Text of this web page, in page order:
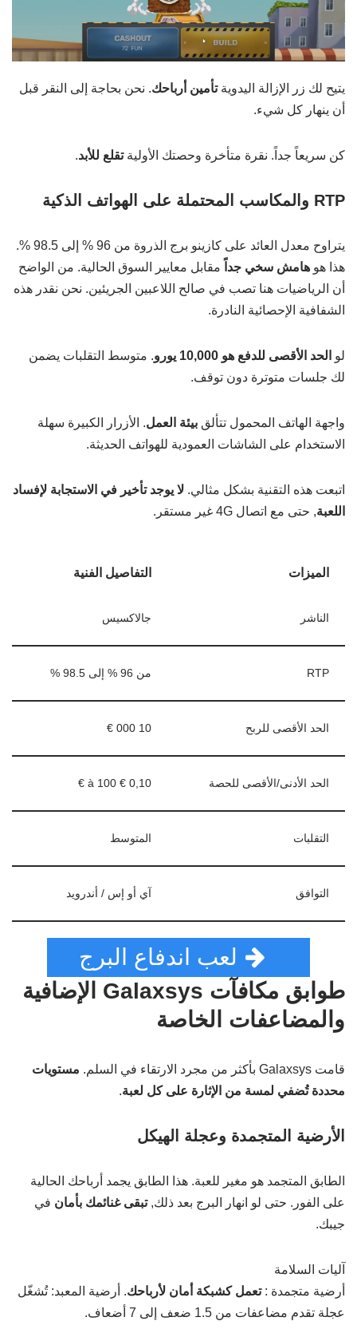
يتيح لك زر الإزالة اليدويةتأمين أرباحك. نحن بحاجة إلى النقر قبل
أن ينهار كل شيء.
كن سريعاً جداً. نقرة متأخرة وحصتك الأوليةتقلع للأبد.
RTP والمكاسب المحتملة على الهواتف الذكية
يتراوح معدل العائد على كازينو برج الذروة من 96 % إلى 98.5 %.
هذا هو هامش سخي جداً مقابل معايير السوق الحالية. من الواضح
أن الرياضيات هنا تصب في صالح اللاعبين الجريئين. نحن نقدر هذه
الشفافية الإحصائية النادرة.
لو الحد الأقصى للدفع هو 10,000 يورو
. متوسط التقلبات يضمن
لك جلسات متوترة دون توقف.
واجهة الهاتف المحمول تتألق بيئة العمل. الأزرار الكبيرة سهلة
الاستخدام على الشاشات العمودية للهواتف الحديثة.
اتبعت هذه التقنية بشكل مثالي. لا يوجد تأخير في الاستجابة لإفساد
اللعبة, حتى مع اتصال 4G غير مستقر.
الميزات التفاصيل الفنية
الناشر جالاكسيس
RTP من 96 % إلى 98.5 %
الحد الأقصى للربح 10 000 €
الحد الأدنى/الأقصى للحصة 0,10 € à 100 €
التقلبات المتوسط
التوافق آي أو إس / أندرويد
طوابق مكافآت Galaxsys الإضافية
والمضاعفات الخاصة
قامت Galaxsys بأكثر من مجرد الارتقاء في السلم.
مستويات
محددة تُضفي لمسة من الإثارة على كل لعبة.
الأرضية المتجمدة وعجلة الهيكل
الطابق المتجمد هو مغير للعبة. هذا الطابق يجمد أرباحك الحالية
على الفور. حتى لو انهار البرج بعد ذلك,تبقى غنائمك بأمان في
جيبك.
آليات السلامة
أرضية متجمدة :تعمل كشبكة أمان لأرباحك. أرضية المعبد: تُشغّل
عجلة تقدم مضاعفات من 1.5 ضعف إلى 7 أضعاف.